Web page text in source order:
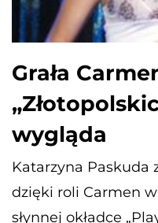
Grała
wygląda
Katarzyna Paskuda
dzięki roli Carmen w
słynnej okładce